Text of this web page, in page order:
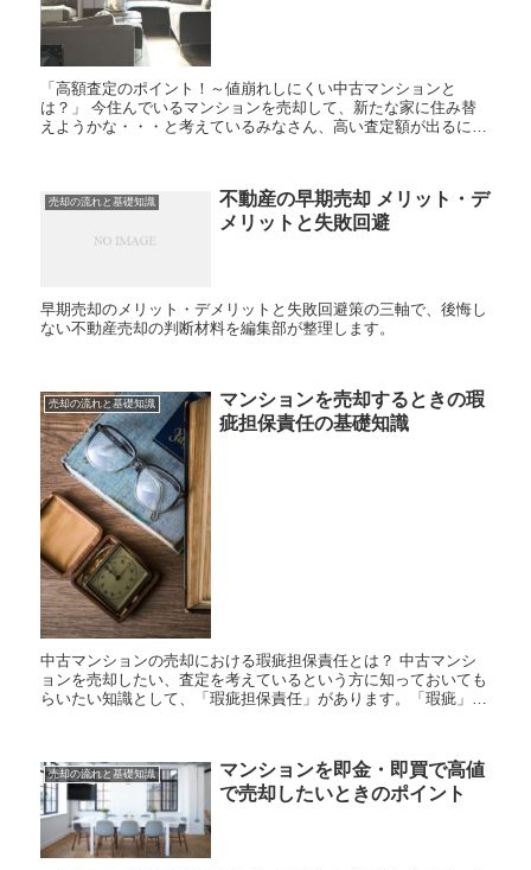
「高額査定のポイント！～値崩れしにくい中古マンションと
は？」 今住んでいるマンションを売却して、新たな家に住み替
えようかな・・・と考えているみなさん、高い査定額が出るに
売却の流れと基礎知識
不動産の早期売却 メリット・デ
メリットと失敗回避
早期売却のメリット・デメリットと失敗回避策の三軸で、後悔し
ない不動産売却の判断材料を編集部が整理します。
売却の流れと基礎知識
マンションを売却するときの瑕
疵担保責任の基礎知識
中古マンションの売却における瑕疵担保責任とは？ 中古マンシ
ョンを売却したい、査定を考えているという方に知っておいても
らいたい知識として、「瑕疵担保責任」があります。「瑕疵」の
売却の流れと基礎知識
マンションを即金・即買で高値
で売却したいときのポイント